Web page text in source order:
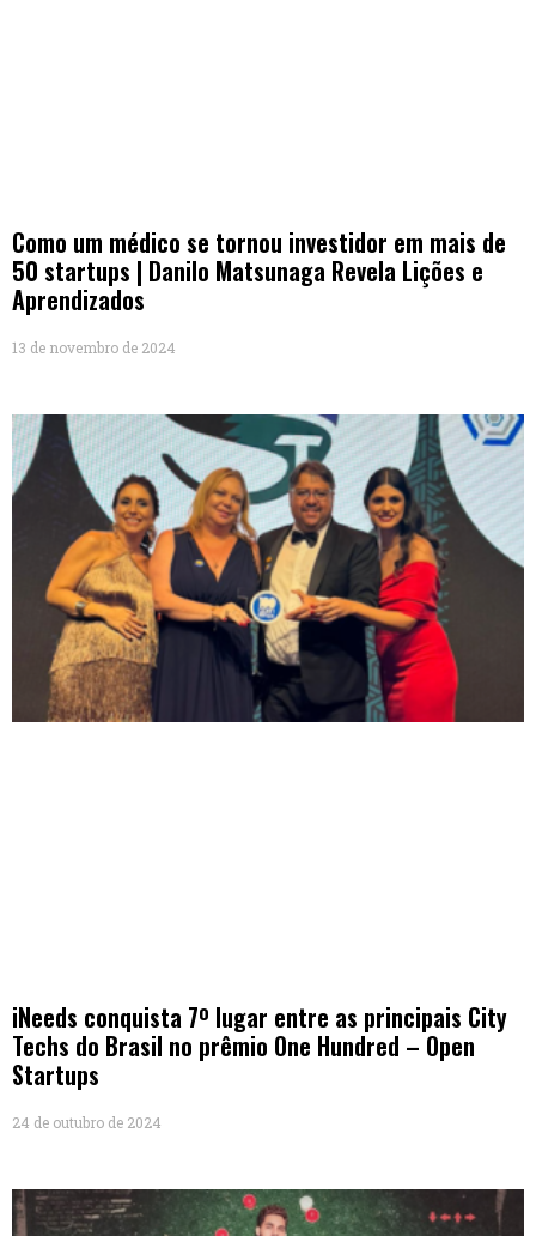
Como um médico se tornou investidor em mais de
50 startups | Danilo Matsunaga Revela Lições e
Aprendizados
13 de novembro de 2024
iNeeds conquista 7º lugar entre as principais City
Techs do Brasil no prêmio One Hundred – Open
Startups
24 de outubro de 2024